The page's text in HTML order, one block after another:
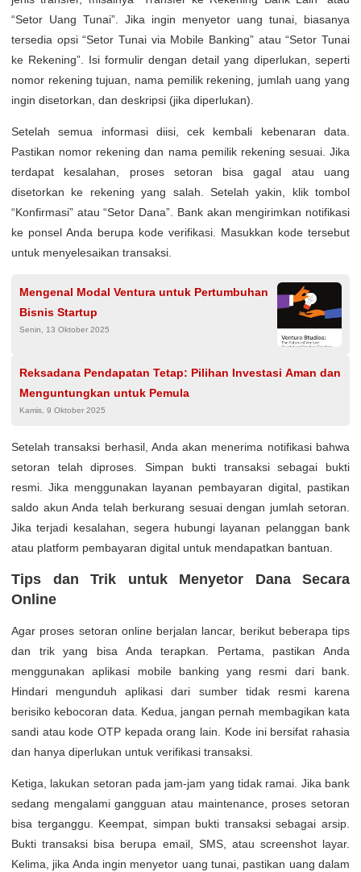
“Setor Uang Tunai”. Jika ingin menyetor uang tunai, biasanya
tersedia opsi “Setor Tunai via Mobile Banking” atau “Setor Tunai
ke Rekening”. Isi formulir dengan detail yang diperlukan, seperti
nomor rekening tujuan, nama pemilik rekening, jumlah uang yang
ingin disetorkan, dan deskripsi (jika diperlukan).
Setelah semua informasi diisi, cek kembali kebenaran data.
Pastikan nomor rekening dan nama pemilik rekening sesuai. Jika
terdapat kesalahan, proses setoran bisa gagal atau uang
disetorkan ke rekening yang salah. Setelah yakin, klik tombol
“Konfirmasi” atau “Setor Dana”. Bank akan mengirimkan notifikasi
ke ponsel Anda berupa kode verifikasi. Masukkan kode tersebut
untuk menyelesaikan transaksi.
Mengenal Modal Ventura untuk Pertumbuhan
Bisnis Startup
Senin, 13 Oktober 2025
Reksadana Pendapatan Tetap: Pilihan Investasi Aman dan
Menguntungkan untuk Pemula
Kamis, 9 Oktober 2025
Setelah transaksi berhasil, Anda akan menerima notifikasi bahwa
setoran telah diproses. Simpan bukti transaksi sebagai bukti
resmi. Jika menggunakan layanan pembayaran digital, pastikan
saldo akun Anda telah berkurang sesuai dengan jumlah setoran.
Jika terjadi kesalahan, segera hubungi layanan pelanggan bank
atau platform pembayaran digital untuk mendapatkan bantuan.
Tips dan Trik untuk Menyetor Dana Secara
Online
Agar proses setoran online berjalan lancar, berikut beberapa tips
dan trik yang bisa Anda terapkan. Pertama, pastikan Anda
menggunakan aplikasi mobile banking yang resmi dari bank.
Hindari mengunduh aplikasi dari sumber tidak resmi karena
berisiko kebocoran data. Kedua, jangan pernah membagikan kata
sandi atau kode OTP kepada orang lain. Kode ini bersifat rahasia
dan hanya diperlukan untuk verifikasi transaksi.
Ketiga, lakukan setoran pada jam-jam yang tidak ramai. Jika bank
sedang mengalami gangguan atau maintenance, proses setoran
bisa terganggu. Keempat, simpan bukti transaksi sebagai arsip.
Bukti transaksi bisa berupa email, SMS, atau screenshot layar.
Kelima, jika Anda ingin menyetor uang tunai, pastikan uang dalam